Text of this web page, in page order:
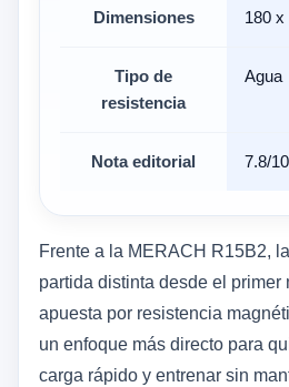
Dimensiones 180 x
Tipo de
resistencia
Agua
Nota editorial 7.8/10
Frente a la MERACH R15B2,
partida distinta desde el primer
apuesta por resistencia
un enfoque más directo para
carga rápido y entrenar sin